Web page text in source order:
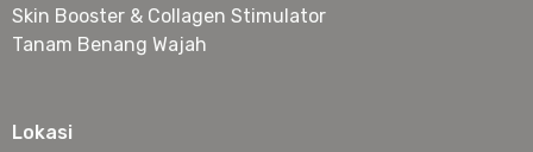
Skin Booster & Collagen Stimulator
Tanam Benang Wajah
Lokasi